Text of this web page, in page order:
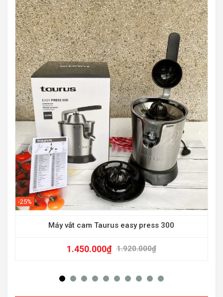
-25%
Máy vắt cam Taurus easy press 300
1.920.000₫
1.450.000₫